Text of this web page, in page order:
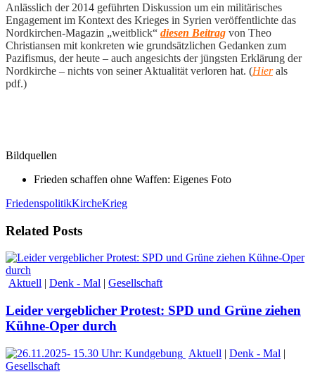
Anlässlich der 2014 geführten Diskussion um ein militärisches
Engagement im Kontext des Krieges in Syrien veröffentlichte das
Nordkirchen-Magazin „weitblick“ diesen Beitrag von Theo
Christiansen mit konkreten wie grundsätzlichen Gedanken zum
Pazifismus, der heute – auch angesichts der jüngsten Erklärung der
Nordkirche – nichts von seiner Aktualität verloren hat. (Hierals
pdf.)
Bildquellen
Frieden schaffen ohne Waffen: Eigenes Foto
FriedenspolitikKircheKrieg
Related Posts
Aktuell | Denk - Mal | Gesellschaft
Leider vergeblicher Protest: SPD und Grüne ziehen
Kühne-Oper durch
Aktuell | Denk - Mal |
Gesellschaft